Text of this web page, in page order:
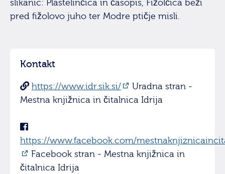
slikanic: Plastelinčica in časopis, Fižolčica beži
pred fižolovo juho ter Modre ptičje misli.
Kontakt
https://www.idr.sik.si/
Uradna stran -
Mestna knjižnica in čitalnica Idrija
https://www.facebook.com/
Facebook stran - Mestna knjižnica in
čitalnica Idrija